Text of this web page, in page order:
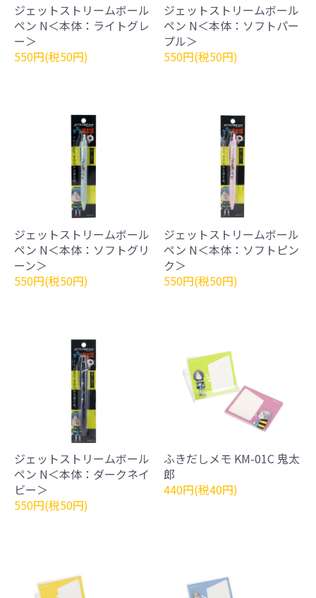
ジェットストリームボール
ペン N＜本体：ライトグレ
ー＞
550円(税50円)
ジェットストリームボール
ペン N＜本体：ソフトパー
プル＞
550円(税50円)
ジェットストリームボール
ペン N＜本体：ソフトグリ
ーン＞
550円(税50円)
ジェットストリームボール
ペン N＜本体：ソフトピン
ク＞
550円(税50円)
ジェットストリームボール
ペン N＜本体：ダークネイ
ビー＞
550円(税50円)
ふきだしメモ KM-01C 鬼太
郎
440円(税40円)